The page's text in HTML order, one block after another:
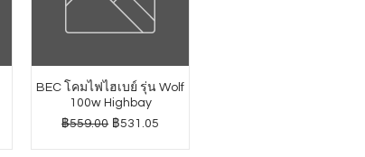
BEC โคมไฟไฮเบย์ รุ่น Wolf
100w Highbay
ราคาปกติ
฿559.00 ราคาขายลด
฿531.05